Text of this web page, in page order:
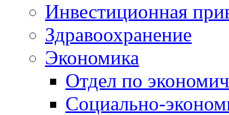
Инвестиционная
Здравоохранение
Экономика
Отдел по
Социально-